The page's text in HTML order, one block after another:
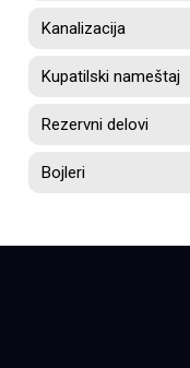
Kanalizacija
Kupatilski nameštaj
Rezervni delovi
Bojleri